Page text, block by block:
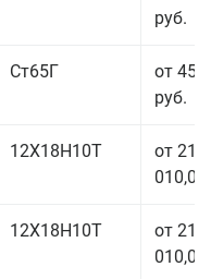
руб.
Ст65Г
от 45
руб.
12Х18Н10Т
от 211
010,00
12Х18Н10Т
от 211
010,00